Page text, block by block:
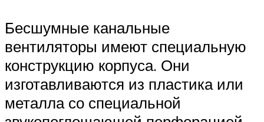
Бесшумные канальные
вентиляторы имеют специальную
конструкцию корпуса. Они
изготавливаются из пластика или
металла со специальной